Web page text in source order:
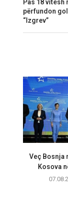
Pas 18
përfundon
“Izgrev”
​Veç Bosnja
Kosova